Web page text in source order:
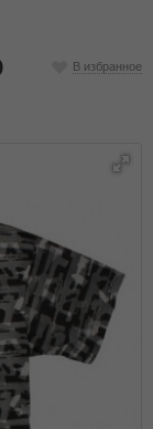
В избранное